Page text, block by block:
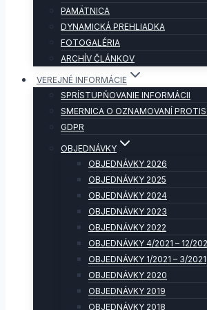
PAMÄTNICA
DYNAMICKÁ PREHLIADKA
FOTOGALÉRIA
ARCHÍV ČLÁNKOV
VEREJNÉ INFORMÁCIE
SPRÍSTUPŇOVANIE INFORMÁCII
SMERNICA O OZNAMOVANÍ
GDPR
OBJEDNÁVKY
OBJEDNÁVKY 2026
OBJEDNÁVKY 2025
OBJEDNÁVKY 2024
OBJEDNÁVKY 2023
OBJEDNÁVKY 2022
OBJEDNÁVKY 4/2021 – 12/
OBJEDNÁVKY 1/2021 – 3/2021
OBJEDNÁVKY 2020
OBJEDNÁVKY 2019
OBJEDNÁVKY 2018